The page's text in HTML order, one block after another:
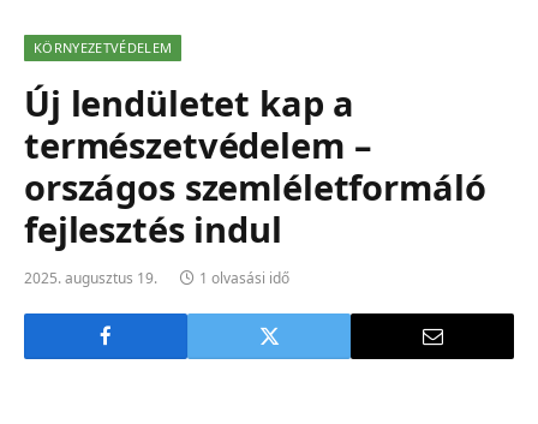
KÖRNYEZETVÉDELEM
Új lendületet kap a
természetvédelem –
országos szemléletformáló
fejlesztés indul
2025. augusztus 19. 1 olvasási idő